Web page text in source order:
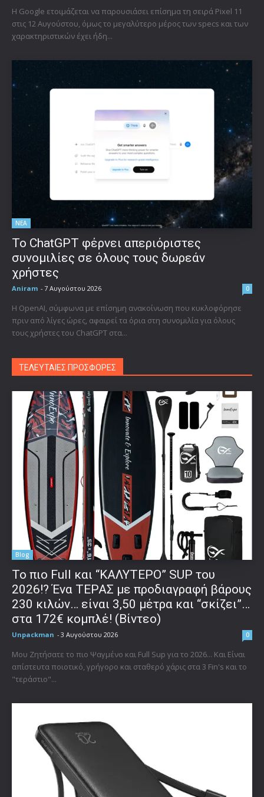
Η Google ετοιμάζεται να παρουσιάσει επίσημα τη σειρά Pixel 11
στις 12 Αυγούστου, όμως το μεγαλύτερο μέρος των specs και των
χαρακτηριστικών έχει ήδη...
ΝΕΑ
Το ChatGPT φέρνει απεριόριστες
συνομιλίες σε όλους τους δωρεάν
χρήστες
Aniram - 7 Αυγούστου 2026 0
Η OpenAI, σύμφωνα με επίσημη ανακοίνωση που κυκλοφόρησε
πριν από λίγες ώρες, αφαιρεί τα όρια στη συνομιλία για όλους
τους χρήστες του ChatGPT στα...
ΤΕΛΕΥΤΑΙΕΣ ΠΡΟΣΦΟΡΕΣ
Blog
To πιο Full και “ΚΑΛΥΤΕΡΟ” SUP του
2026!? Ένα ΤΕΡΑΣ με προδιαγραφή βάρους
230 κιλών… είναι 3,50 μέτρα και “σκίζει”…
στα 172€ κομπλέ! (Βίντεο)
Unpackman - 3 Αυγούστου 2026 0
Μου Ζητήσατε το πιο Ψαγμένο και Full Sup για το 2026... Και Είναι
απίστευτα ποιοτικό, γρήγορο και σταθερό χάρις στα 3 Fin's και το
"τεράστιο"...